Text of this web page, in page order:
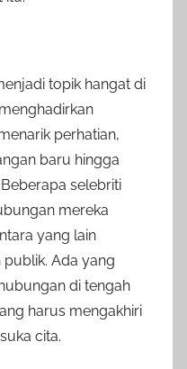
topik hangat di
perhatian,
baru hingga
selebriti
mereka
yang lain
Ada yang
di tengah
harus mengakhiri
cita.